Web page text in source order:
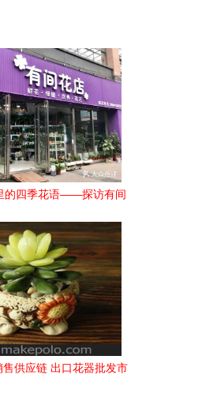
的四季花语——探访有间
供应链 出口花器批发市